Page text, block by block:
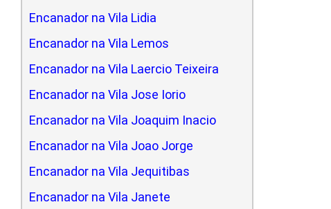
Encanador na Vila Lidia
Encanador na Vila Lemos
Encanador na Vila Laercio Teixeira
Encanador na Vila Jose Iorio
Encanador na Vila Joaquim Inacio
Encanador na Vila Joao Jorge
Encanador na Vila Jequitibas
Encanador na Vila Janete